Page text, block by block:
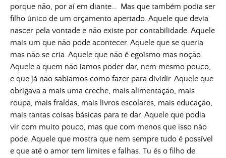
porque não, por aí em diante… Mas que também podia ser
filho único de um orçamento apertado. Aquele que devia
nascer pela vontade e não existe por contabilidade. Aquele
mais um que não pode acontecer. Aquele que se queria
mas não se cria. Aquele que não é egoísmo mas noção.
Aquele a quem não íamos poder dar, nem mesmo pouco,
e que já não sabíamos como fazer para dividir. Aquele que
obrigava a mais uma creche, mais alimentação, mais
roupa, mais fraldas, mais livros escolares, mais educação,
mais tantas coisas básicas para te dar. Aquele que podia
vir com muito pouco, mas que com menos que isso não
pode. Aquele que mostra que nem sempre tudo é possível
e que até o amor tem limites e falhas. Tu és o filho de